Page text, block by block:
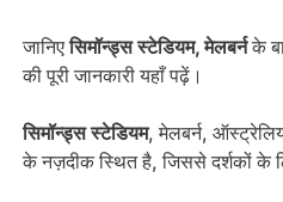
जानिएसिमॉन्ड्स स्टेडियम, मेलबर्नके
की पूरी जानकारी यहाँ पढ़ें।
सिमॉन्ड्स स्टेडियम, मेलबर्न,
के नज़दीक स्थित है, जिससे दर्शकों के